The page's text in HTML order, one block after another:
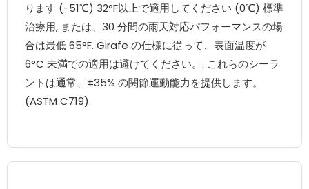
ります (-51℃) 32°F以上で適用してください (0℃) 標準
治療用, または、30 分間の雨天対応パフォーマンスの場
合は最低 65°F. Girafe の仕様に従って、表面温度が
6°C 未満での適用は避けてください。. これらのシーラ
ントは通常、±35% の関節運動能力を提供します。
(ASTM C719).